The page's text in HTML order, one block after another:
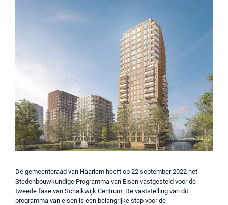
De gemeenteraad van Haarlem heeft op 22 september 2022 het
Stedenbouwkundige Programma van Eisen vastgesteld voor de
tweede fase van Schalkwijk Centrum. De vaststelling van dit
programma van eisen is een belangrijke stap voor de